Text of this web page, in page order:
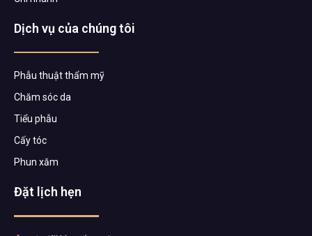
Dịch vụ của chúng tôi
Phẫu thuật thẩm mỹ
Chăm sóc da
Tiểu phẫu
Cấy tóc
Phun xăm
Đặt lịch hẹn